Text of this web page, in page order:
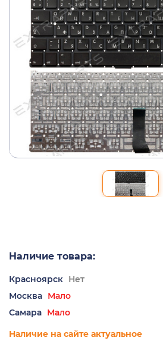
Наличие товара:
Красноярск Нет
Москва Мало
Самара Мало
Наличие на сайте актуальное